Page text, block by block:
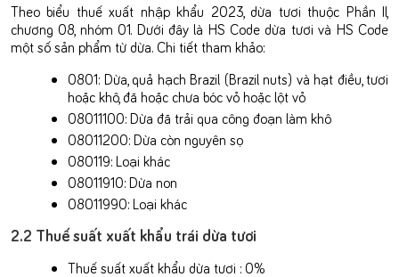
Theo biểu thuế xuất nhập khẩu 2023, dừa tươi thuộc Phần II,
chương 08, nhóm 01. Dưới đây là HS Code dừa tươi và HS Code
một số sản phẩm từ dừa. Chi tiết tham khảo:
0801: Dừa, quả hạch Brazil (Brazil nuts) và hạt điều, tươi
hoặc khô, đã hoặc chưa bóc vỏ hoặc lột vỏ
08011100: Dừa đã trải qua công đoạn làm khô
08011200: Dừa còn nguyên sọ
080119: Loại khác
08011910: Dừa non
08011990: Loại khác
2.2 Thuế suất xuất khẩu trái dừa tươi
Thuế suất xuất khẩu dừa tươi : 0%